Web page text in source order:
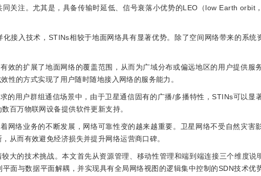
关注。尤其是，具备传输时延低、信号衰落小优势的LEO（low Earth orbit
接入技术，STINs相较于地面网络具有显著优势。除了空间网络带来的系统
效的扩展了地面网络的覆盖范围，从而为广域分布或偏远地区的用户提供服
性的方式实现了用户随时随地接入网络的服务能力。
的用户群组通信场景中，由于卫星通信固有的广播/多播特性，STINs可以显
百万物联网设备提供软件更新支持。
网络业务的不断发展，网络可靠性变的越来越重要。卫星网络不受自然灾害
从而有效避免经济损失并提升网络运营商口碑。
大的技术挑战。本文首先从资源管理、移动性管理和端到端连接三个维度说
面与数据平面解耦，并实现具有全局网络视图的逻辑集中控制的SDN技术优